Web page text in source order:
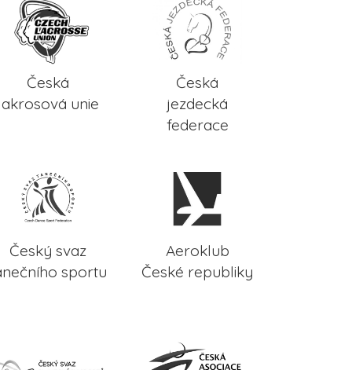
Česká
unie
Česká
jezdecká
federace
Český svaz
sportu
Aeroklub
České republiky